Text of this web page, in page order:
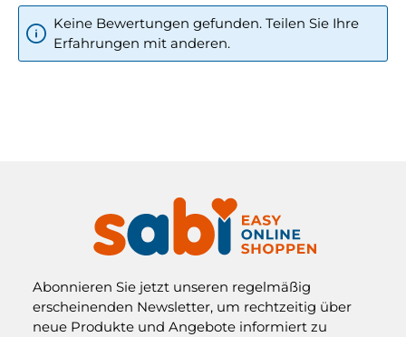
Keine Bewertungen gefunden. Teilen Sie Ihre
Erfahrungen mit anderen.
Abonnieren Sie jetzt unseren regelmäßig
erscheinenden Newsletter, um rechtzeitig über
neue Produkte und Angebote informiert zu